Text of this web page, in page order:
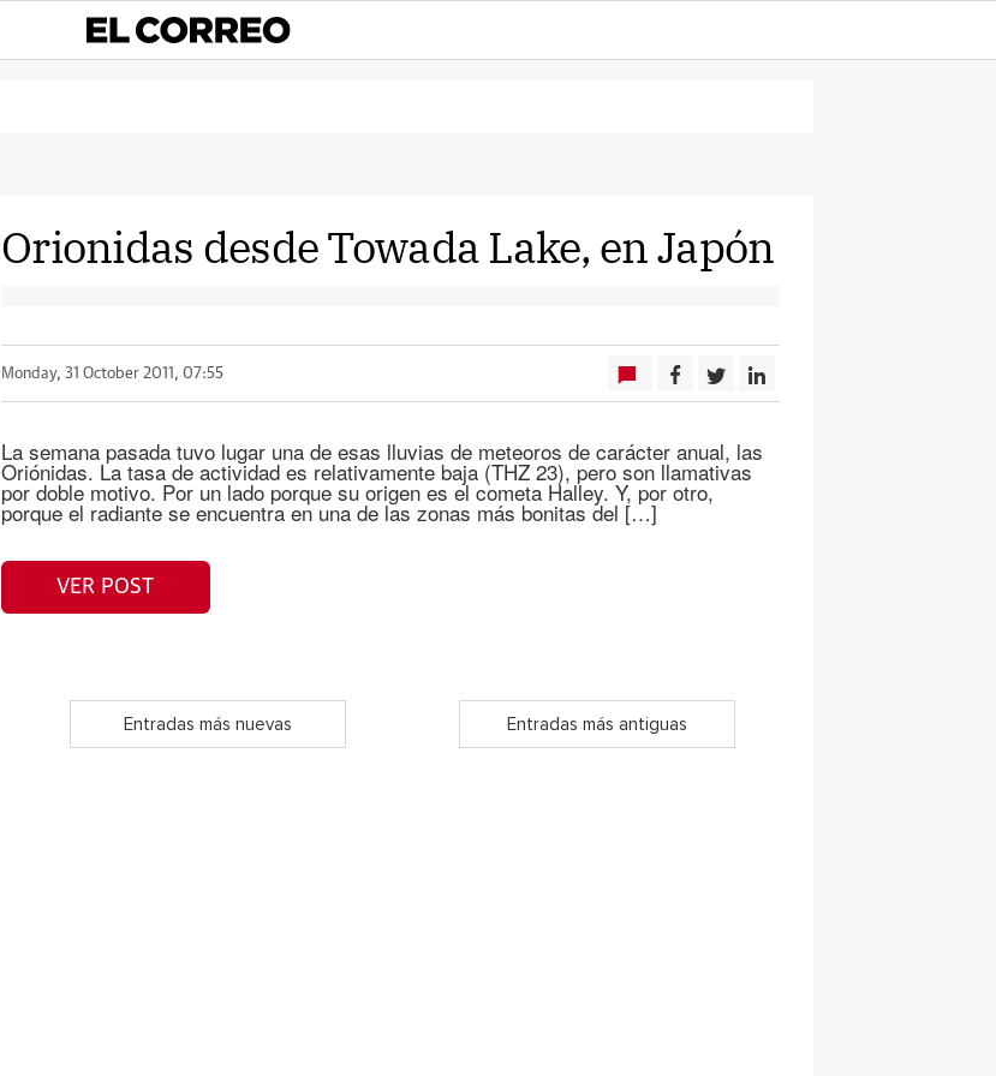
Orionidas desde Towada Lake, en Japón
Monday, 31 October 2011, 07:55
La semana pasada tuvo lugar una de esas lluvias de meteoros de carácter anual, las
Oriónidas. La tasa de actividad es relativamente baja (THZ 23), pero son llamativas
por doble motivo. Por un lado porque su origen es el cometa Halley. Y, por otro,
porque el radiante se encuentra en una de las zonas más bonitas del […]
VER POST
Entradas más nuevas Entradas más antiguas